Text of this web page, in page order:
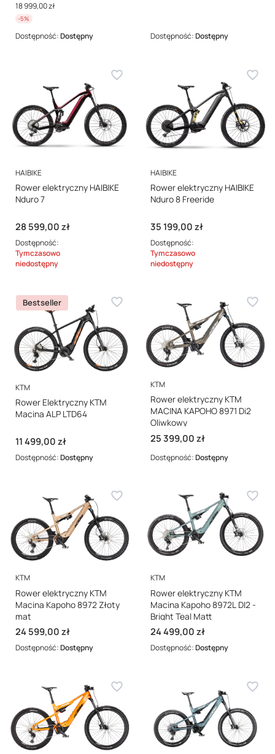
18 999,00 zł
-5%
Dostępność:Dostępny Dostępność:Dostępny
PRODUCENT
HAIBIKE
Rower elektryczny HAIBIKE
Nduro 7
Cena
28 599,00 zł
Dostępność:
Tymczasowo
niedostępny
PRODUCENT
HAIBIKE
Rower elektryczny HAIBIKE
Nduro 8 Freeride
Cena
35 199,00 zł
Dostępność:
Tymczasowo
niedostępny
Bestseller
PRODUCENT
KTM
Rower Elektryczny KTM
Macina ALP LTD64
Cena
11 499,00 zł
Dostępność:Dostępny
PRODUCENT
KTM
Rower elektryczny KTM
MACINA KAPOHO 8971 Di2
Oliwkowy
Cena
25 399,00 zł
Dostępność:Dostępny
PRODUCENT
KTM
Rower elektryczny KTM
Macina Kapoho 8972 Złoty
mat
Cena
24 599,00 zł
Dostępność:Dostępny
PRODUCENT
KTM
Rower elektryczny KTM
Macina Kapoho 8972L DI2 -
Bright Teal Matt
Cena
24 499,00 zł
Dostępność:Dostępny